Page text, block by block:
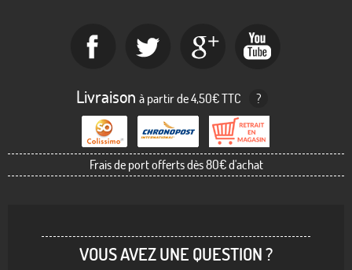
Livraison à partir de 4,50€ TTC ?
Frais de port offerts dès 80€ d'achat
VOUS AVEZ UNE QUESTION ?